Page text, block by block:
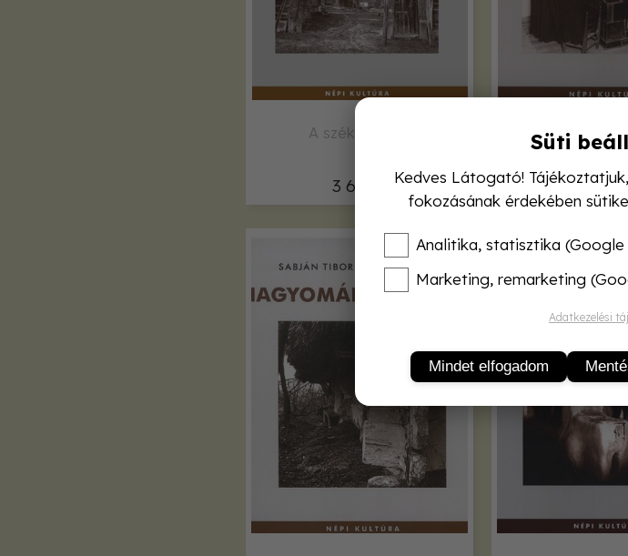
3 600,-
A székelykapu
3 400,-
A
Süti
Kedves Látogató!
fokozásának érdekében
Analitika, statisztika
Marketing, remarketing
Adatkezelési
Mindet elfogadom